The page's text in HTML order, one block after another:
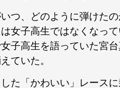
つ、どのように弾けた
女子高生ではなくなっ
子高生を語っていた宮
ていた。
た「かわいい」レース